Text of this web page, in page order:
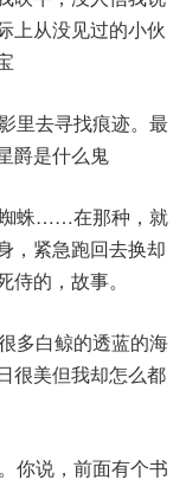
上从没见过的小伙
里去寻找痕迹。最
爵是什么鬼
蜘蛛……在那种，就
，紧急跑回去换却
的，故事。​
多白鲸的透蓝的海
很美但我却怎么都
你说，前面有个书